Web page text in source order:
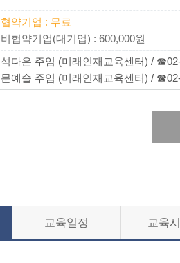
협약기업 : 무료
비협약기업(대기업) : 600,000원
석다은 주임 (미래인재교육센터) /
문예슬 주임 (미래인재교육센터) /
교육일정 교육